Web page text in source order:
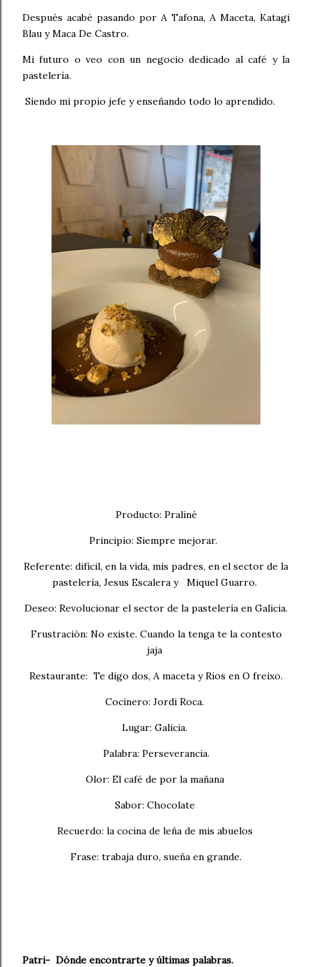
Después acabé pasando por A Tafona, A Maceta, Katagi
Blau y Maca De Castro.
Mi futuro o veo con un negocio dedicado al café y la
pastelería.
Siendo mi propio jefe y enseñando todo lo aprendido.
Producto: Praliné
Principio: Siempre mejorar.
Referente: difícil, en la vida, mis padres, en el sector de la
pastelería, Jesus Escalera y Miquel Guarro.
Deseo: Revolucionar el sector de la pastelería en Galicia.
Frustración: No existe. Cuando la tenga te la contesto
jaja
Restaurante: Te digo dos, A maceta y Rios en O freixo.
Cocinero: Jordi Roca.
Lugar: Galicia.
Palabra: Perseverancia.
Olor: El café de por la mañana
Sabor: Chocolate
Recuerdo: la cocina de leña de mis abuelos
Frase: trabaja duro, sueña en grande.
Patri- Dónde encontrarte y últimas palabras.